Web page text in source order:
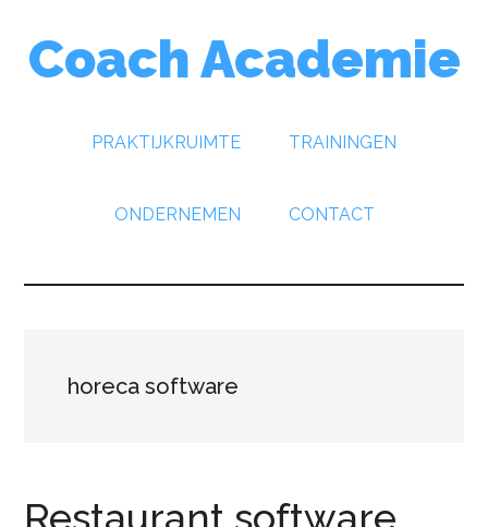
Coach Academie
PRAKTIJKRUIMTE TRAININGEN
ONDERNEMEN CONTACT
horeca software
Restaurant software